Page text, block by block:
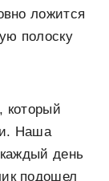
ложится
полоску
который
Наша
день
подошел